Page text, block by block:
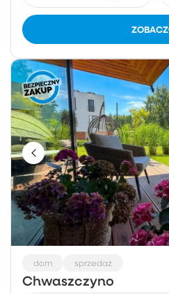
ZOBACZ
dom sprzedaż
Chwaszczyno